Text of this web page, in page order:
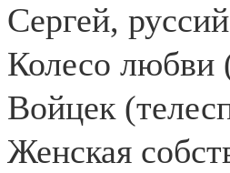
Сергей,
Колесо любви
Войцек
Женская